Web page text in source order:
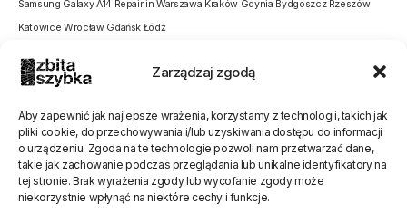
Zarządzaj zgodą
Aby zapewnić jak najlepsze wrażenia, korzystamy z technologii, takich jak
pliki cookie, do przechowywania i/lub uzyskiwania dostępu do informacji
o urządzeniu. Zgoda na te technologie pozwoli nam przetwarzać dane,
takie jak zachowanie podczas przeglądania lub unikalne identyfikatory na
tej stronie. Brak wyrażenia zgody lub wycofanie zgody może
niekorzystnie wpłynąć na niektóre cechy i funkcje.
Samsung Galaxy A14 Repair in Warszawa Kraków Gdynia Bydgoszcz Rzeszów
Katowice Wrocław Gdańsk Łódź
Oceń stronę
[Ocen:0Średnia: